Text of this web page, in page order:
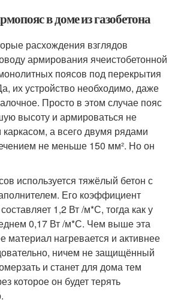
в доме из газобетона
расхождения взглядов
армирования ячеистобетонной
поясов под перекрытия
их устройство необходимо, даже
Просто в этом случае пояс
высоту и армироваться не
а всего двумя рядами
не меньше 150 мм². Но он
используется тяжёлый бетон с
Его коэффициент
1,2 Вт /м*С, тогда как у
0,17 Вт /м*С. Чем выше эта
материал нагревается и активнее
ничем не защищённый
и станет для дома тем
которое он будет терять